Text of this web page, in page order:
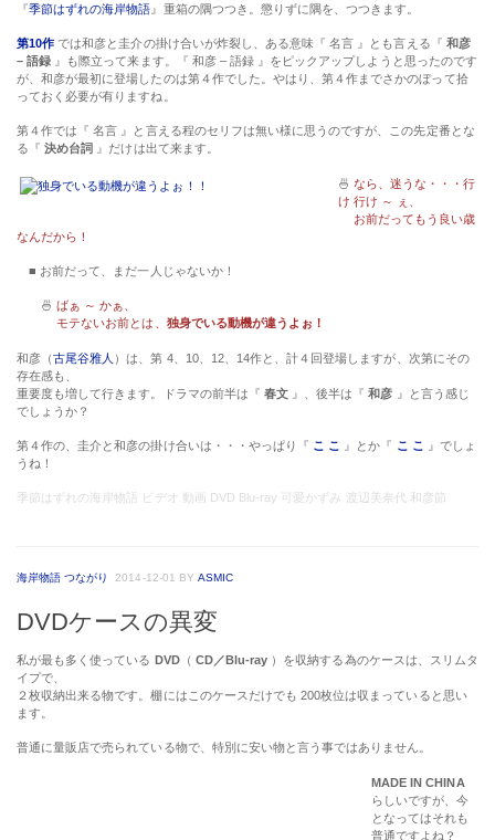
『季節はずれの海岸物語 』重箱の隅つつき。懲りずに隅を、つつきます。
第10作 では和彦と圭介の掛け合いが炸裂し、ある意味『 名言 』とも言える『 和彦
– 語録 』も際立って来ます。『 和彦 – 語録 』をピックアップしようと思ったのです
が、和彦が最初に登場したのは第４作でした。やはり、第４作までさかのぼって拾
っておく必要が有りますね。
第４作では『 名言 』と言える程のセリフは無い様に思うのですが、この先定番とな
る『決め台詞 』だけは出て来ます。
🍜なら、迷うな・・・行
け 行け ～ ぇ、
お前だってもう良い歳
なんだから！
■ お前だって、まだ一人じゃないか！
🍜ばぁ ～ かぁ、
モテないお前とは、 独身でいる動機が違うよぉ！
和彦（古尾谷雅人 ）は、第 4、10、12、14作と、計４回登場しますが、次第にその
存在感も、
重要度も増して行きます。ドラマの前半は『 春文 』、後半は『和彦 』と言う感じ
でしょうか？
第４作の、圭介と和彦の掛け合いは・・・やっぱり『 こ こ 』とか『 こ こ
』でしょ
うね！
季節はずれの海岸物語 ビデオ 動画 DVD Blu-ray 可愛かずみ 渡辺美奈代 和彦節
海岸物語 つながり 2014-12-01 BY ASMIC
DVDケースの異変
私が最も多く使っている DVD（ CD／Blu-ray ）を収納する為のケースは、スリムタ
イプで、
２枚収納出来る物です。棚にはこのケースだけでも 200枚位は収まっていると思い
ます。
普通に量販店で売られている物で、特別に安い物と言う事ではありません。
MADE IN CHINA
らしいですが、今
となってはそれも